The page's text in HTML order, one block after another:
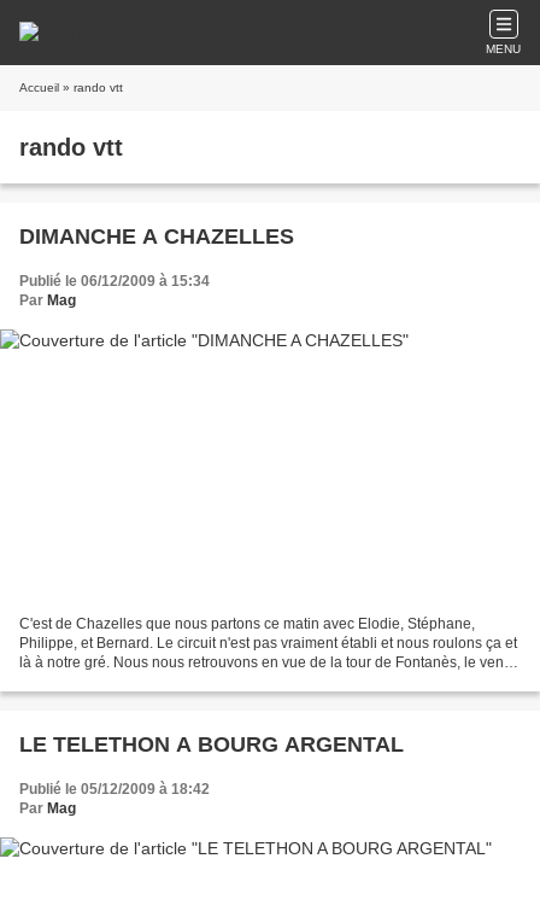
MENU
Accueil » rando vtt
rando vtt
DIMANCHE A CHAZELLES
Publié le 06/12/2009 à 15:34
Par Mag
C'est de Chazelles que nous partons ce matin avec Elodie, Stéphane,
Philippe, et Bernard. Le circuit n'est pas vraiment établi et nous roulons ça et
là à notre gré. Nous nous retrouvons en vue de la tour de Fontanès, le vent
LE TELETHON A BOURG ARGENTAL
Publié le 05/12/2009 à 18:42
Par Mag